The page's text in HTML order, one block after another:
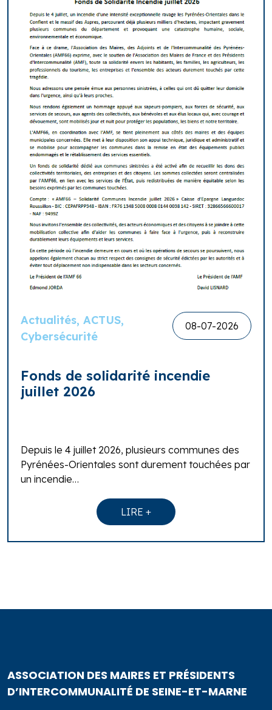
Actualités, ACTUS,
Cybersécurité
08-07-2026
Fonds de solidarité incendie
juillet 2026
Depuis le 4 juillet 2026, plusieurs communes des
Pyrénées-Orientales sont durement touchées par
un incendie…
LIRE +
ASSOCIATION DES MAIRES ET PRÉSIDENTS
D’INTERCOMMUNALITÉ DE SEINE-ET-MARNE